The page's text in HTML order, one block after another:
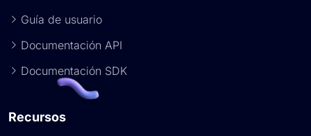
Guía de usuario
Documentación API
Documentación SDK
Recursos